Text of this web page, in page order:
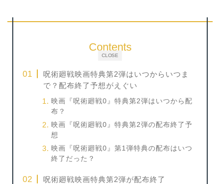
CLOSE
Contents
呪術廻戦映画特典第2弾はいつからいつま
で？配布終了予想がえぐい
映画『呪術廻戦0』特典第2弾はいつから配
布？
映画『呪術廻戦0』特典第2弾の配布終了予
想
映画『呪術廻戦0』第1弾特典の配布はいつ
終了だった？
呪術廻戦映画特典第2弾が配布終了